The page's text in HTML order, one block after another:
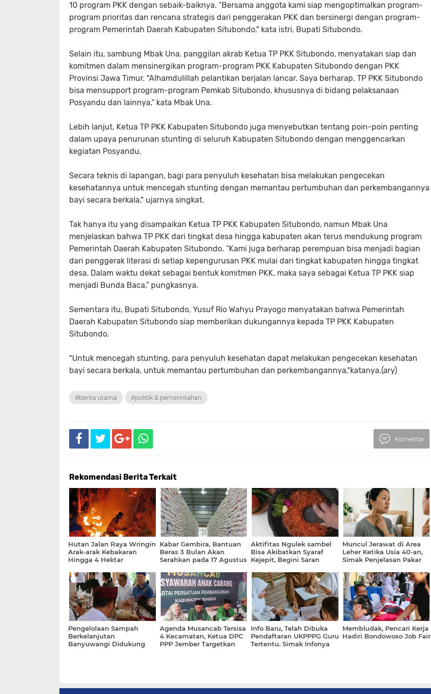
10 program PKK dengan sebaik-baiknya. “Bersama anggota kami siap mengoptimalkan program-
program prioritas dan rencana strategis dari penggerakan PKK dan bersinergi dengan program-
program Pemerintah Daerah Kabupaten Situbondo," kata istri, Bupati Situbondo.
Selain itu, sambung Mbak Una, panggilan akrab Ketua TP PKK Situbondo, menyatakan siap dan
komitmen dalam mensinergikan program-program PKK Kabupaten Situbondo dengan PKK
Provinsi Jawa Timur. "Alhamdulillah pelantikan berjalan lancar. Saya berharap, TP PKK Situbondo
bisa mensupport program-program Pemkab Situbondo, khususnya di bidang pelaksanaan
Posyandu dan lainnya,” kata Mbak Una.
Lebih lanjut, Ketua TP PKK Kabupaten Situbondo juga menyebutkan tentang poin-poin penting
dalam upaya penurunan stunting di seluruh Kabupaten Situbondo dengan menggencarkan
kegiatan Posyandu.
Secara teknis di lapangan, bagi para penyuluh kesehatan bisa melakukan pengecekan
kesehatannya untuk mencegah stunting dengan memantau pertumbuhan dan perkembangannya
bayi secara berkala," ujarnya singkat.
Tak hanya itu yang disampaikan Ketua TP PKK Kabupaten Situbondo, namun Mbak Una
menjelaskan bahwa TP PKK dari tingkat desa hingga kabupaten akan terus mendukung program
Pemerintah Daerah Kabupaten Situbondo. “Kami juga berharap perempuan bisa menjadi bagian
dari penggerak literasi di setiap kepengurusan PKK mulai dari tingkat kabupaten hingga tingkat
desa. Dalam waktu dekat sebagai bentuk komitmen PKK, maka saya sebagai Ketua TP PKK siap
menjadi Bunda Baca,” pungkasnya.
Sementara itu, Bupati Situbondo, Yusuf Rio Wahyu Prayogo menyatakan bahwa Pemerintah
Daerah Kabupaten Situbondo siap memberikan dukungannya kepada TP PKK Kabupaten
Situbondo.
"Untuk mencegah stunting, para penyuluh kesehatan dapat melakukan pengecekan kesehatan
bayi secara berkala, untuk memantau pertumbuhan dan perkembangannya,"katanya.(ary)
#berita utama #politik & pemerintahan
Komentar
Rekomendasi Berita Terkait
Hutan Jalan Raya Wringin
Arak-arak Kebakaran
Hingga 4 Hektar
Kabar Gembira, Bantuan
Beras 3 Bulan Akan
Serahkan pada 17 Agustus
Aktifitas Ngulek sambel
Bisa Akibatkan Syaraf
Kejepit, Begini Saran
Muncul Jerawat di Area
Leher Ketika Usia 40-an,
Simak Penjelasan Pakar
Pengelolaan Sampah
Berkelanjutan
Banyuwangi Didukung
Agenda Musancab Tersisa
4 Kecamatan, Ketua DPC
PPP Jember Targetkan
Info Baru, Telah Dibuka
Pendaftaran UKPPPG Guru
Tertentu. Simak Infonya
Membludak, Pencari Kerja
Hadiri Bondowoso Job Fair